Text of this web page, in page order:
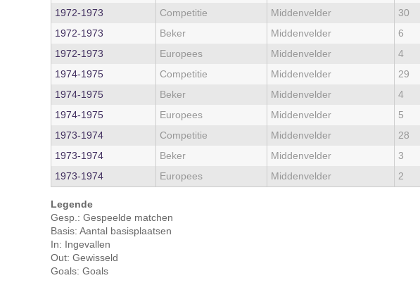
1972‑1973
Competitie Middenvelder 30
1972‑1973
Beker Middenvelder 6
1972‑1973
Europees Middenvelder 4
1974‑1975
Competitie Middenvelder 29
1974‑1975
Beker Middenvelder 4
1974‑1975
Europees Middenvelder 5
1973‑1974
Competitie Middenvelder 28
1973‑1974
Beker Middenvelder 3
1973‑1974
Europees Middenvelder 2
Legende
Gesp.: Gespeelde matchen
Basis: Aantal basisplaatsen
In: Ingevallen
Out: Gewisseld
Goals: Goals